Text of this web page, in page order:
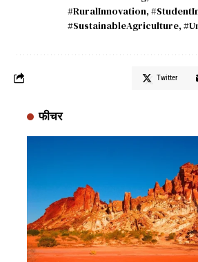
#RuralInnovation,
#SustainableAgriculture,
Twitter
फीचर